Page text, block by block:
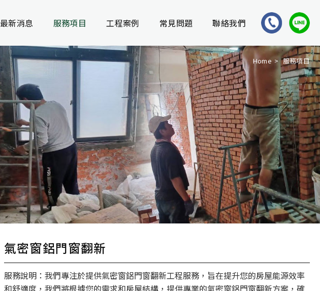
最新消息 服務項目 工程案例 常見問題 聯絡我們
Home 服務項目
氣密窗鋁門窗翻新
服務說明：我們專注於提供氣密窗鋁門窗翻新工程服務，旨在提升您的房屋能源效率